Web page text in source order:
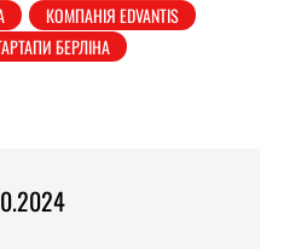
КОМПАНІЯ EDVANTIS
БЕРЛІНА